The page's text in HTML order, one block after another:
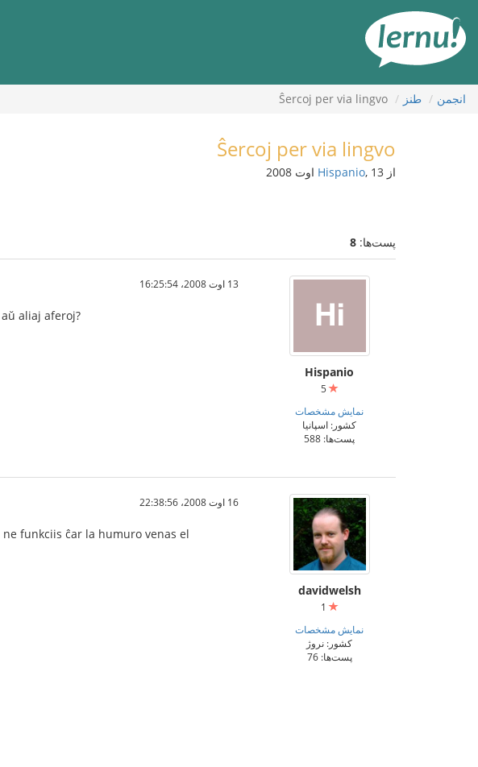
محتوا
انجمن طنز Ŝercoj per via lingvo
Ŝercoj per via lingvo
از Hispanio, 13 اوت 2008
پست‌ها: 8
Hispanio
5
نمایش مشخصات
کشور: اسپانیا
پست‌ها: 588
13 اوت 2008،‏ 16:25:54
aliaj aferoj?
davidwelsh
نمایش مشخصات
کشور: نروژ
پست‌ها: 76
16 اوت 2008،‏ 22:38:56
funkciis ĉar la humuro venas el